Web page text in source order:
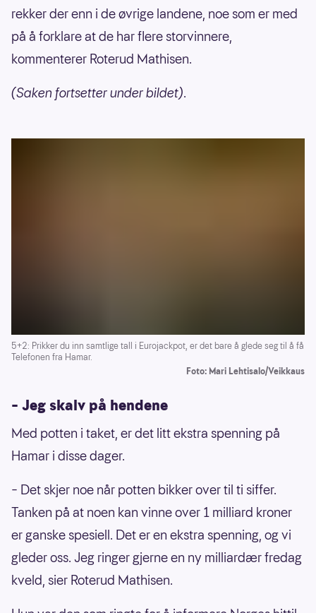
rekker der enn i de øvrige landene, noe som er med
på å forklare at de har flere storvinnere,
kommenterer Roterud Mathisen.
(Saken fortsetter under bildet).
5+2: Prikker du inn samtlige tall i Eurojackpot, er det bare å glede seg til å få
Telefonen fra Hamar.
Foto: Mari Lehtisalo/Veikkaus
– Jeg skalv på hendene
Med potten i taket, er det litt ekstra spenning på
Hamar i disse dager.
– Det skjer noe når potten bikker over til ti siffer.
Tanken på at noen kan vinne over 1 milliard kroner
er ganske spesiell. Det er en ekstra spenning, og vi
gleder oss. Jeg ringer gjerne en ny milliardær fredag
kveld, sier Roterud Mathisen.